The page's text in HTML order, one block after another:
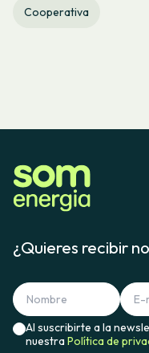
Cooperativa
¿Quieres recibir
Al suscribirte a la
nuestraPolítica de